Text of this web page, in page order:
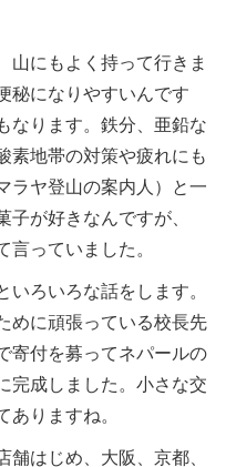
にもよく持って行きま
秘になりやすいんです
なります。鉄分、亜鉛な
素地帯の対策や疲れにも
ラヤ登山の案内人）と一
が好きなんですが、
言っていました。
ろいろな話をします。
めに頑張っている校長先
寄付を募ってネパールの
完成しました。小さな交
ありますね。
はじめ、大阪、京都、